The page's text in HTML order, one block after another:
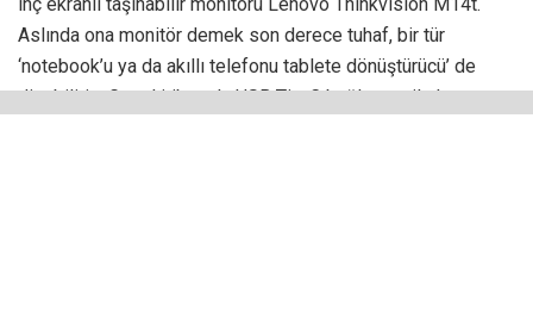
Aslında ona monitör demek son derece tuhaf, bir tür
‘notebook’u ya da akıllı telefonu tablete dönüştürücü’ de
diyebiliriz. Genel itibarıyla USB Tip-C bağlantısı ile hemen